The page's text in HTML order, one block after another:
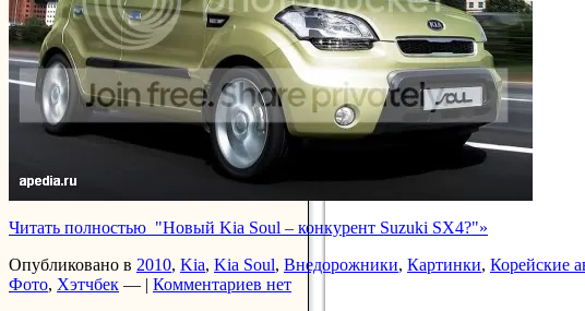
Читать полностью "Новый Kia Soul – конкурент Suzuki SX4?"»
Опубликовано в 2010, Kia, Kia Soul, Внедорожники, Картинки, Корейские
Фото, Хэтчбек — | Комментариев нет